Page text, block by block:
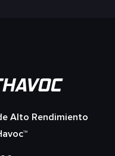
Alto Rendimiento